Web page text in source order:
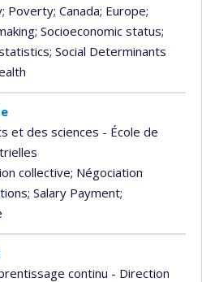
; Poverty; Canada; Europe;
; Socioeconomic status;
; Social Determinants
et des sciences - École de
collective; Négociation
; Salary Payment;
continu - Direction